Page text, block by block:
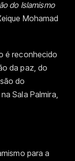
do Islamismo
Mohamad
é reconhecido
da paz, do
do
Sala Palmira,
para a